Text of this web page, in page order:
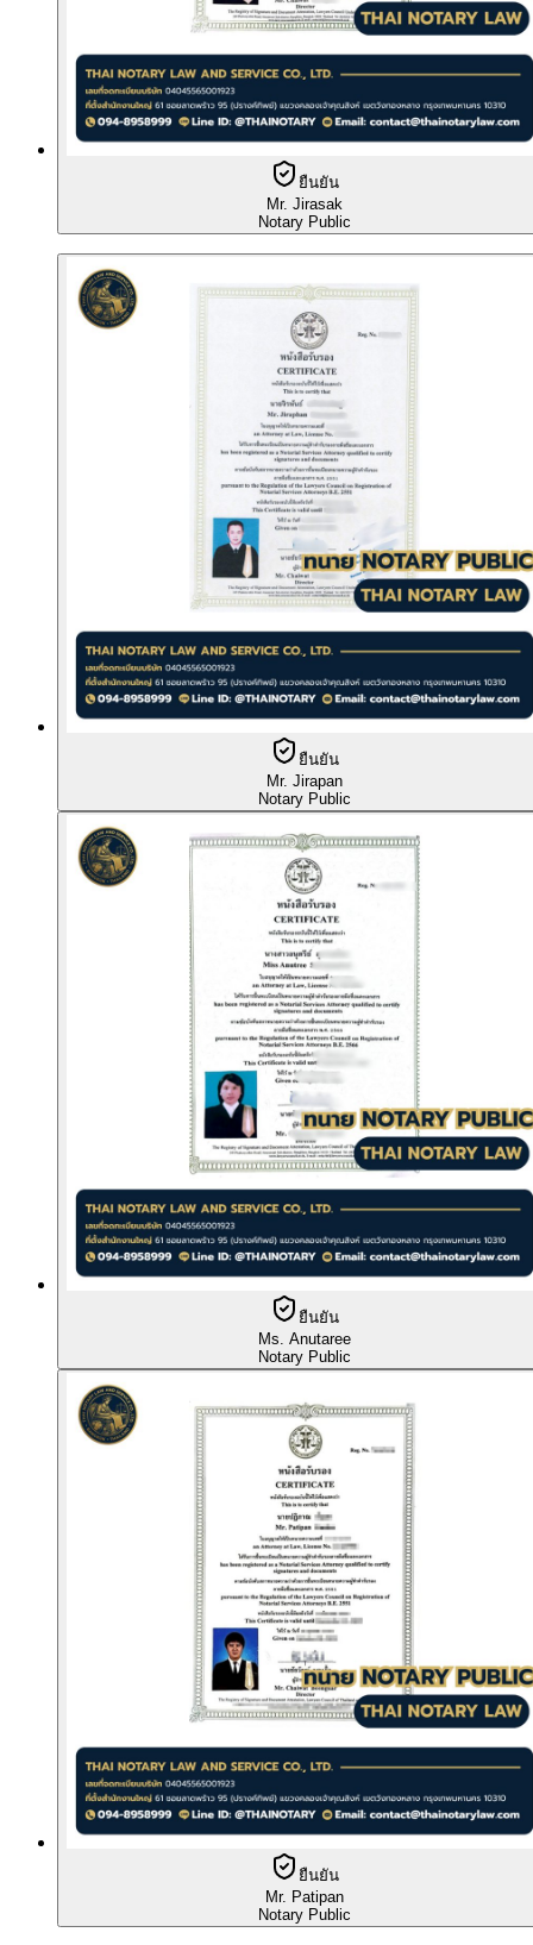
ยืนยัน
Mr. Jirasak
Notary Public
ยืนยัน
Mr. Jirapan
Notary Public
ยืนยัน
Ms. Anutaree
Notary Public
ยืนยัน
Mr. Patipan
Notary Public